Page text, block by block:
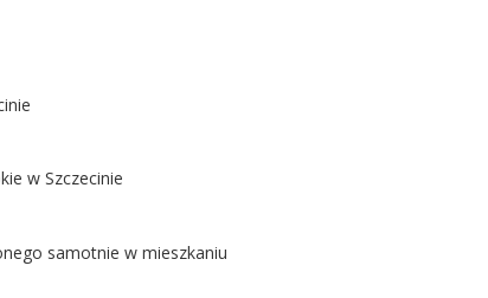
w Szczecinie
samotnie w mieszkaniu